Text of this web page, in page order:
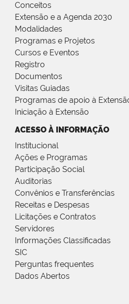
Conceitos
Extensão e a Agenda 2030
Modalidades
Programas e Projetos
Cursos e Eventos
Registro
Documentos
Visitas Guiadas
Programas de apoio à
Iniciação à Extensão
ACESSO À INFORMAÇÃO
Institucional
Ações e Programas
Participação Social
Auditorias
Convênios e Transferências
Receitas e Despesas
Licitações e Contratos
Servidores
Informações Classificadas
SIC
Perguntas frequentes
Dados Abertos